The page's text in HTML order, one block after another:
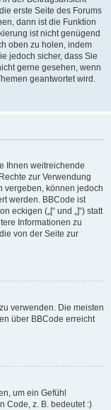
erste Seite des Forums
dann ist die Funktion
ist nicht genügend
oben zu holen, indem
jedoch sicher, dass Sie
gerne gesehen, wenn
geantwortet wird.
Ihnen weitreichende
zur Verwendung
vergeben, können jedoch
werden. BBCode ist
eckigen („[“ und „]“) statt
Informationen zu
von der Seite zur
verwenden. Die meisten
über BBCode erreicht
um ein Gefühl
Code, z. B. bedeutet :)